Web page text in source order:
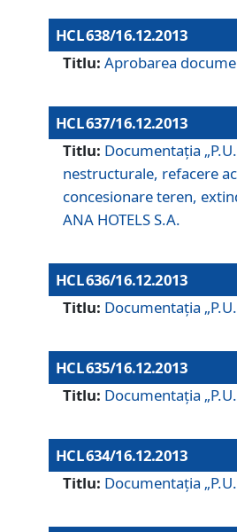
HCL 638/16.12.2013
Titlu: Aprobarea
HCL 637/16.12.2013
Titlu: Documentaţia
nestructurale, refacere
concesionare teren,
ANA HOTELS S.A.
HCL 636/16.12.2013
Titlu: Documentaţia
HCL 635/16.12.2013
Titlu: Documentaţia
HCL 634/16.12.2013
Titlu: Documentaţia